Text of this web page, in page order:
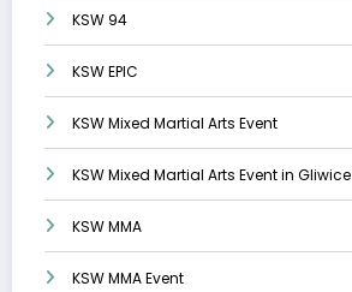
KSW 94
KSW EPIC
KSW Mixed Martial Arts Event
KSW Mixed Martial Arts Event in Gliwice
KSW MMA
KSW MMA Event